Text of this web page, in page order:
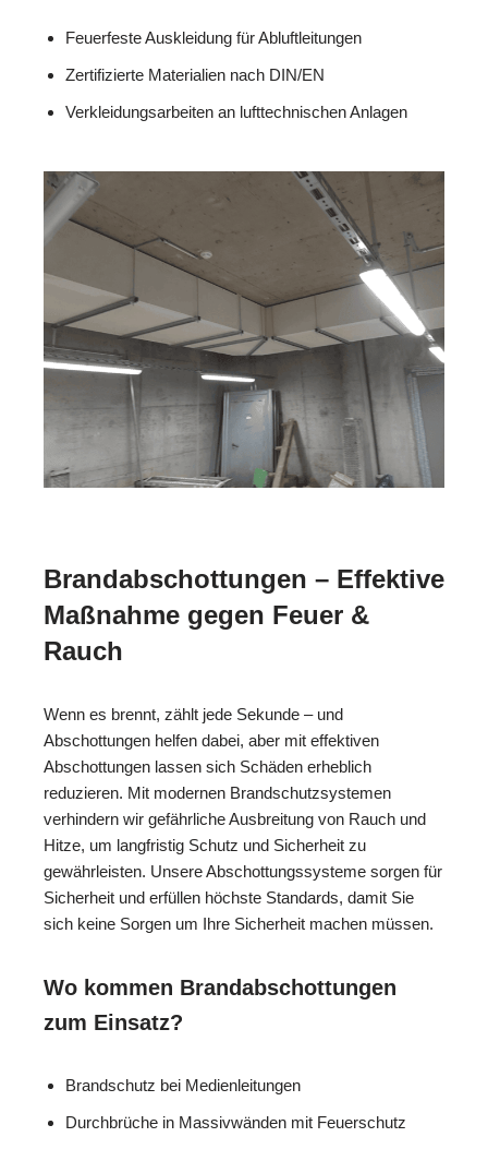
Feuerfeste Auskleidung für Abluftleitungen
Zertifizierte Materialien nach DIN/EN
Verkleidungsarbeiten an lufttechnischen Anlagen
Brandabschottungen – Effektive
Maßnahme gegen Feuer &
Rauch
Wenn es brennt, zählt jede Sekunde – und
Abschottungen helfen dabei, aber mit effektiven
Abschottungen lassen sich Schäden erheblich
reduzieren. Mit modernen Brandschutzsystemen
verhindern wir gefährliche Ausbreitung von Rauch und
Hitze, um langfristig Schutz und Sicherheit zu
gewährleisten. Unsere Abschottungssysteme sorgen für
Sicherheit und erfüllen höchste Standards, damit Sie
sich keine Sorgen um Ihre Sicherheit machen müssen.
Wo kommen Brandabschottungen
zum Einsatz?
Brandschutz bei Medienleitungen
Durchbrüche in Massivwänden mit Feuerschutz